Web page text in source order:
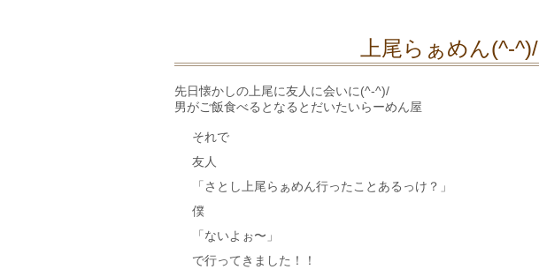
上尾らぁめん(^-^)/
先日懐かしの上尾に友人に会いに(^-^)/
男がご飯食べるとなるとだいたいらーめん屋
それで
友人
「さとし上尾らぁめん行ったことあるっけ？」
僕
「ないよぉ〜」
で行ってきました！！